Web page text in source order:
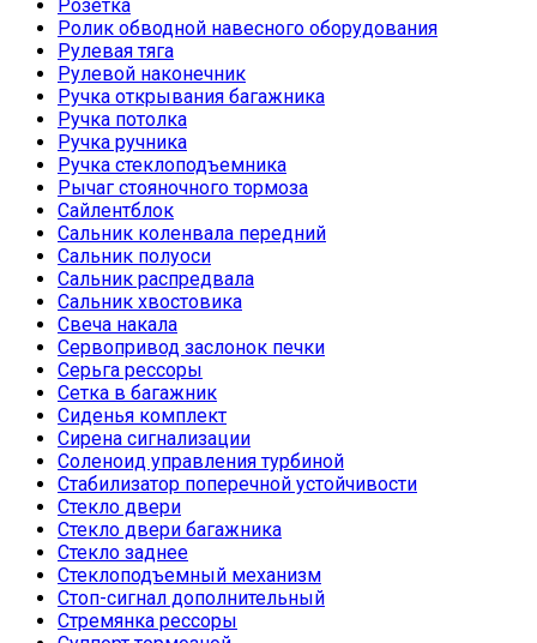
Розетка
Ролик обводной навесного оборудования
Рулевая тяга
Рулевой наконечник
Ручка открывания багажника
Ручка потолка
Ручка ручника
Ручка стеклоподъемника
Рычаг стояночного тормоза
Сайлентблок
Сальник коленвала передний
Сальник полуоси
Сальник распредвала
Сальник хвостовика
Свеча накала
Сервопривод заслонок печки
Серьга рессоры
Сетка в багажник
Сиденья комплект
Сирена сигнализации
Соленоид управления турбиной
Стабилизатор поперечной устойчивости
Стекло двери
Стекло двери багажника
Стекло заднее
Стеклоподъемный механизм
Стоп-сигнал дополнительный
Стремянка рессоры